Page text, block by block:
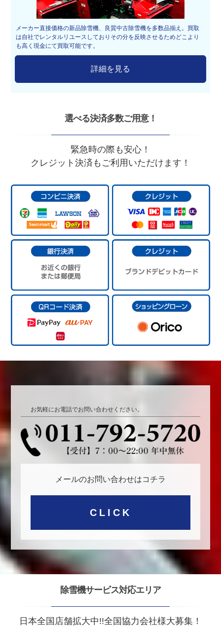
メーカー直接価格の新品除雪機、良質中古除雪機を多数品揃え。買取
は自社でレンタルリユースしておりその分を反映させるためどこより
も高く現金にて買取可能です。
詳細を見る
選べる決済多数ご用意！
緊急時の際も安心！
クレジット決済もご利用いただけます！
お気軽にお電話でお問い合わせください。
メールのお問い合わせはコチラ
CLICK
除雪機サービス対応エリア
日本全国店舗拡大中!!全国協力会社様大募集！